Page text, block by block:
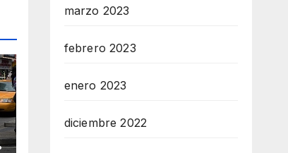
marzo 2023
febrero 2023
enero 2023
diciembre 2022